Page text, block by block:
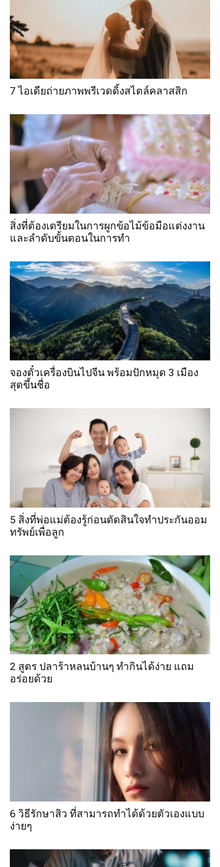
7 ไอเดียถ่ายภาพพรีเวดดิ้งสไตล์คลาสสิก
สิ่งที่ต้องเตรียมในการผูกข้อไม้ข้อมือแต่งงาน
และลำดับขั้นตอนในการทำ
จองตั๋วเครื่องบินไปจีน พร้อมปักหมุด 3 เมือง
สุดขึ้นชื่อ
5 สิ่งที่พ่อแม่ต้องรู้ก่อนตัดสินใจทำประกันออม
ทรัพย์เพื่อลูก
2 สูตร ปลาร้าหลนบ้านๆ ทำกินได้ง่าย แถม
อร่อยด้วย
6 วิธีรักษาสิว ที่สามารถทำได้ด้วยตัวเองแบบ
ง่ายๆ